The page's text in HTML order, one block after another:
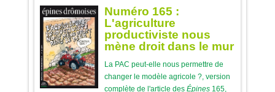
Numéro 165 :
L'agriculture
productiviste nous
mène droit dans le mur
La PAC peut-elle nous permettre de
changer le modèle agricole ?, version
complète de l'article des Épines165,